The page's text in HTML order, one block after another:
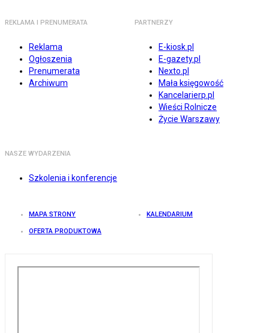
REKLAMA I PRENUMERATA
Reklama
Ogłoszenia
Prenumerata
Archiwum
PARTNERZY
E-kiosk.pl
E-gazety.pl
Nexto.pl
Mała księgowość
Kancelarierp.pl
Wieści Rolnicze
Życie Warszawy
NASZE WYDARZENIA
Szkolenia i konferencje
MAPA STRONY KALENDARIUM
OFERTA PRODUKTOWA